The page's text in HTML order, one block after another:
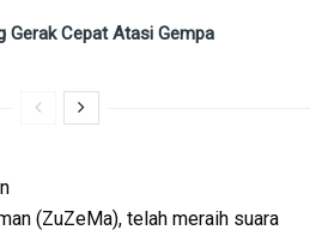
Gerak Cepat Atasi Gempa
(ZuZeMa), telah meraih suara